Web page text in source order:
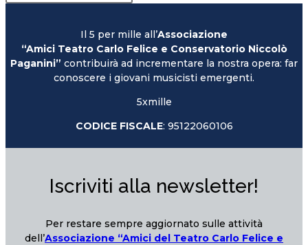
Il 5 per mille all’Associazione
“Amici Teatro Carlo Felice e Conservatorio Niccolò
Paganini” contribuirà ad incrementare la nostra opera: far
conoscere i giovani musicisti emergenti.
5xmille
CODICE FISCALE: 95122060106
Iscriviti alla newsletter!
Per restare sempre aggiornato sulle attività
dell’Associazione “Amici del Teatro Carlo Felice e